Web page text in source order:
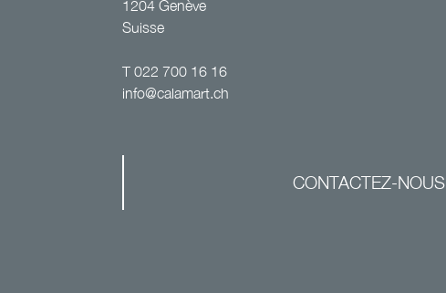
1204 Genève
Suisse
T022 700 16 16
info@calamart.ch
CONTACTEZ-NOUS